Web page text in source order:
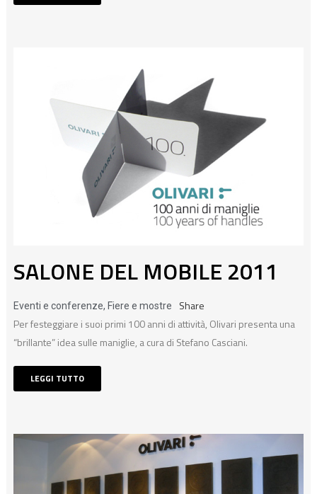
SALONE DEL MOBILE 2011
Eventi e conferenze, Fiere e mostre
Share
Per festeggiare i suoi primi 100 anni di attività, Olivari presenta una
“brillante” idea sulle maniglie, a cura di Stefano Casciani.
LEGGI TUTTO